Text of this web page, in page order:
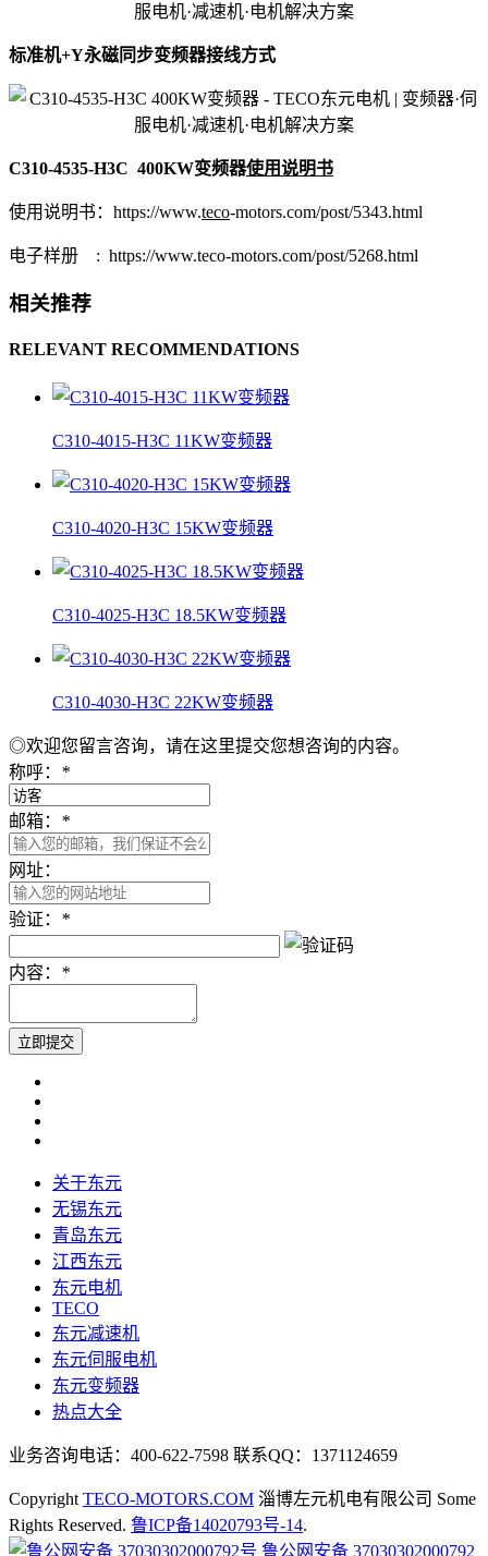
标准机+Y永磁同步变频器接线方式
C310-4535-H3C 400KW变频器使用说明书
使用说明书：https://www.teco-motors.com/post/5343.html
电子样册 : https://www.teco-motors.com/post/5268.html
相关推荐
RELEVANT RECOMMENDATIONS
C310-4015-H3C 11KW变频器
C310-4020-H3C 15KW变频器
C310-4025-H3C 18.5KW变频器
C310-4030-H3C 22KW变频器
◎欢迎您留言咨询，请在这里提交您想咨询的内容。
称呼： *
邮箱： *
网址：
验证： *
内容： *
关于东元
无锡东元
青岛东元
江西东元
东元电机
TECO
东元减速机
东元伺服电机
东元变频器
热点大全
业务咨询电话：400-622-7598 联系QQ：1371124659
Copyright TECO-MOTORS.COM 淄博左元机电有限公司 Some
Rights Reserved. 鲁ICP备14020793号-14.
鲁公网安备 37030302000792